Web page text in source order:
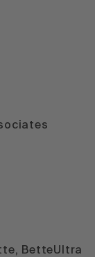
BetteUltra